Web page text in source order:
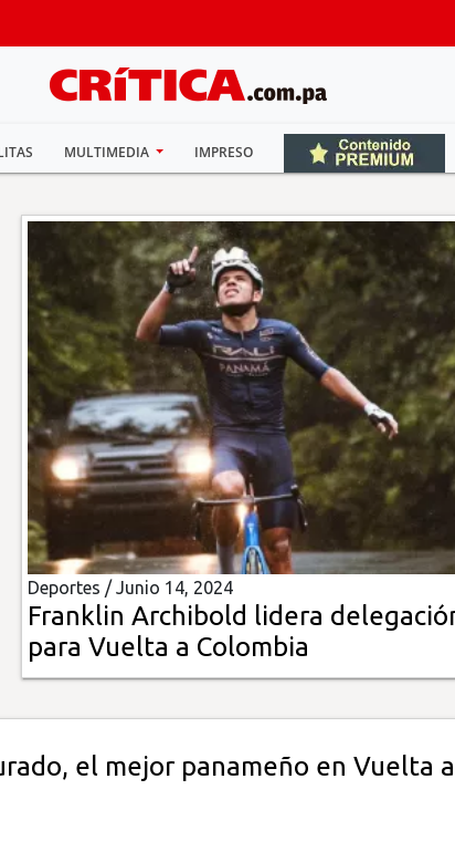
MULTIMEDIA IMPRESO
Deportes /Junio 14, 2024
Franklin Archibold lidera
para Vuelta a Colombia
el mejor panameño en Vuelta a